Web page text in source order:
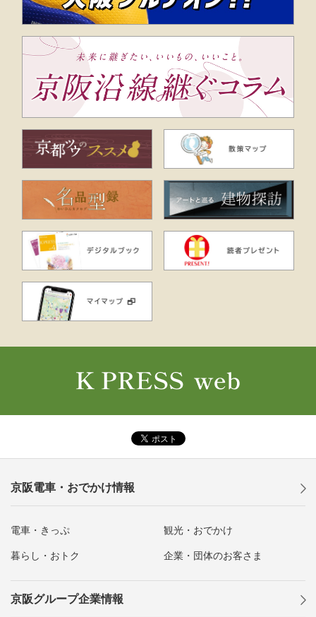
京阪電車・おでかけ情報
電車・きっぷ 観光・おでかけ
暮らし・おトク 企業・団体のお客さま
京阪グループ企業情報